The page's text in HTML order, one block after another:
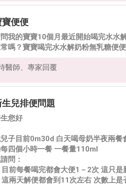
寶便便
我的寶寶10個月最近開始喝完水水
嗎？寶寶喝完水水解奶粉無乳糖便
醫師、專家回覆
生兒排便問題
您好
子目前0m30d 白天喝母奶半夜兩餐
四個小時一餐 一餐量110ml
問：
目前每餐喝完都會大便1－2次 這只是
這兩天解便都會到11次左右 次數上